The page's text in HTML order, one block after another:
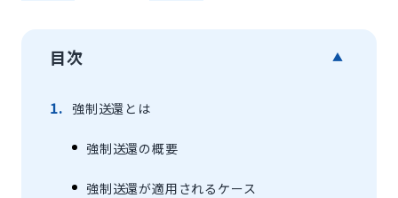
目次 ▲
強制送還とは
強制送還の概要
強制送還が適用されるケース